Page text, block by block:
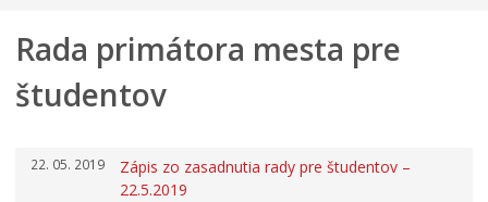
Referendum 2026
Primátor mesta
Hlavný kontrolór mesta
Mestská rada
Rada primátora mesta pre
študentov
22. 05. 2019
Zápis zo zasadnutia rady pre študentov –
22.5.2019